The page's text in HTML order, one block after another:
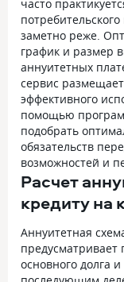
часто
заметно реже.
график и размер
аннуитетных
сервис
эффективного
помощью
подобрать
обязательств
возможностей и
Расчет
кредиту на
Аннуитетная
основного долга